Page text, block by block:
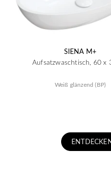
SIENA M+
Aufsatzwaschtisch, 60 x
Weiß glänzend (BP)